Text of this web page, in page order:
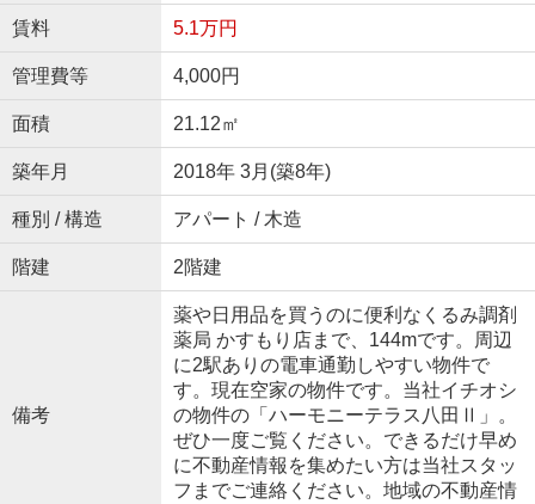
賃料 5.1万円
管理費等 4,000円
面積 21.12㎡
築年月 2018年 3月(築8年)
種別 / 構造 アパート / 木造
階建 2階建
備考
薬や日用品を買うのに便利なくるみ調剤
薬局 かすもり店まで、144mです。周辺
に2駅ありの電車通勤しやすい物件で
す。現在空家の物件です。当社イチオシ
の物件の「ハーモニーテラス八田Ⅱ」。
ぜひ一度ご覧ください。できるだけ早め
に不動産情報を集めたい方は当社スタッ
フまでご連絡ください。地域の不動産情